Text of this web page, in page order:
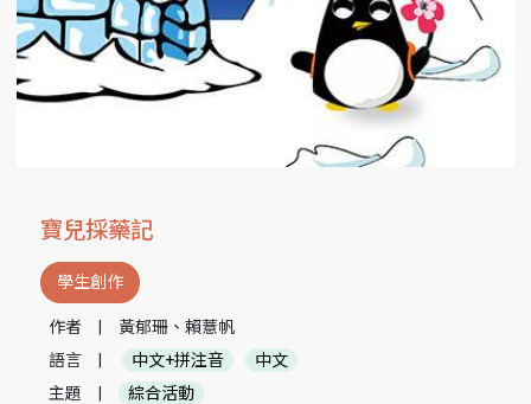
寶兒採藥記
學生創作
作者
黃郁珊、賴薏帆
語言
中文+拼注音
中文
主題
綜合活動